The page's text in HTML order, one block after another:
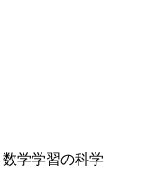
学学習の科学